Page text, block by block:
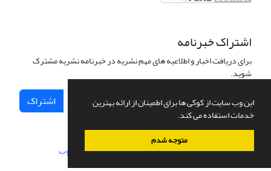
این وب سایت از کوکی ها برای اطمینان از ارائه بهترین
خدمات استفاده می کند.
متوجه شدم
اشتراک خبرنامه
برای دریافت اخبار و اطلاعیه های مهم نشریه در خبرنامه نشریه مشترک
شوید.
اشتراک
سامانه مدیریت نشریات علمی.طراحی و پیاده سازی از سیناوب